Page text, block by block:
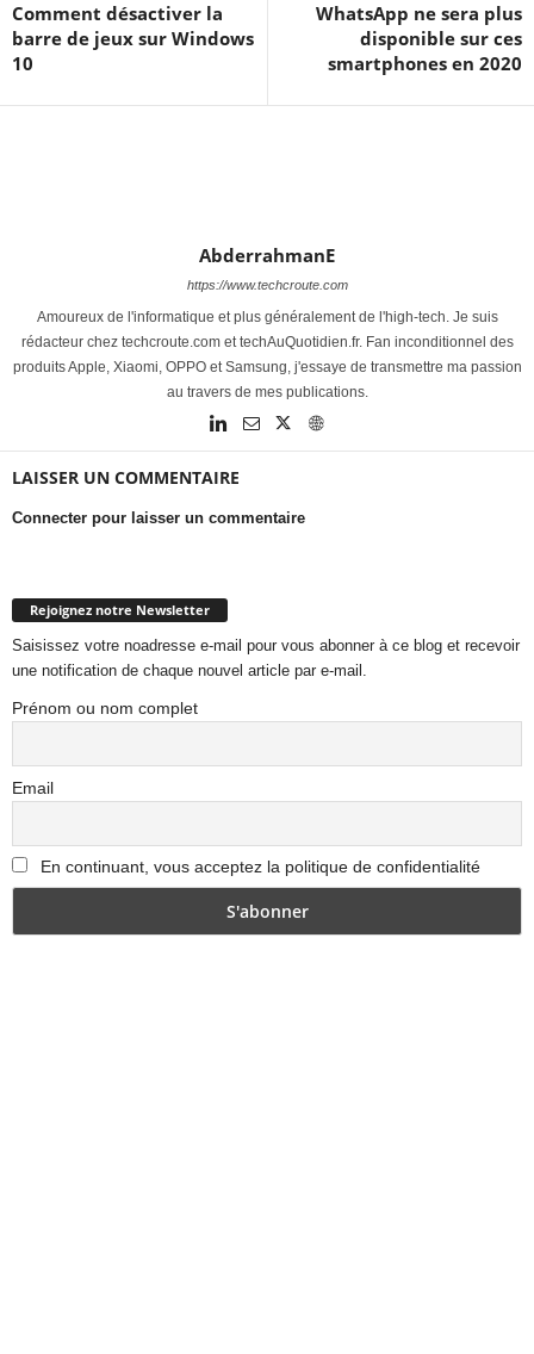
Comment désactiver la
barre de jeux sur Windows
10
WhatsApp ne sera plus
disponible sur ces
smartphones en 2020
AbderrahmanE
https://www.techcroute.com
Amoureux de l'informatique et plus généralement de l'high-tech. Je suis
rédacteur chez techcroute.com et techAuQuotidien.fr. Fan inconditionnel des
produits Apple, Xiaomi, OPPO et Samsung, j'essaye de transmettre ma passion
au travers de mes publications.
LAISSER UN COMMENTAIRE
Connecter pour laisser un commentaire
Rejoignez notre Newsletter
Saisissez votre noadresse e-mail pour vous abonner à ce blog et recevoir
une notification de chaque nouvel article par e-mail.
Prénom ou nom complet
Email
En continuant, vous acceptez la politique de confidentialité